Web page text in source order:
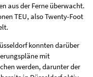
aus der Ferne überwacht.
TEU, also Twenty-Foot
konnten darüber
mit
werden, darunter der